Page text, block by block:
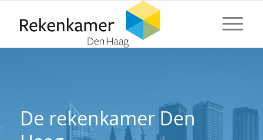
⬇ Blok overslaan
De rekenkamer Den